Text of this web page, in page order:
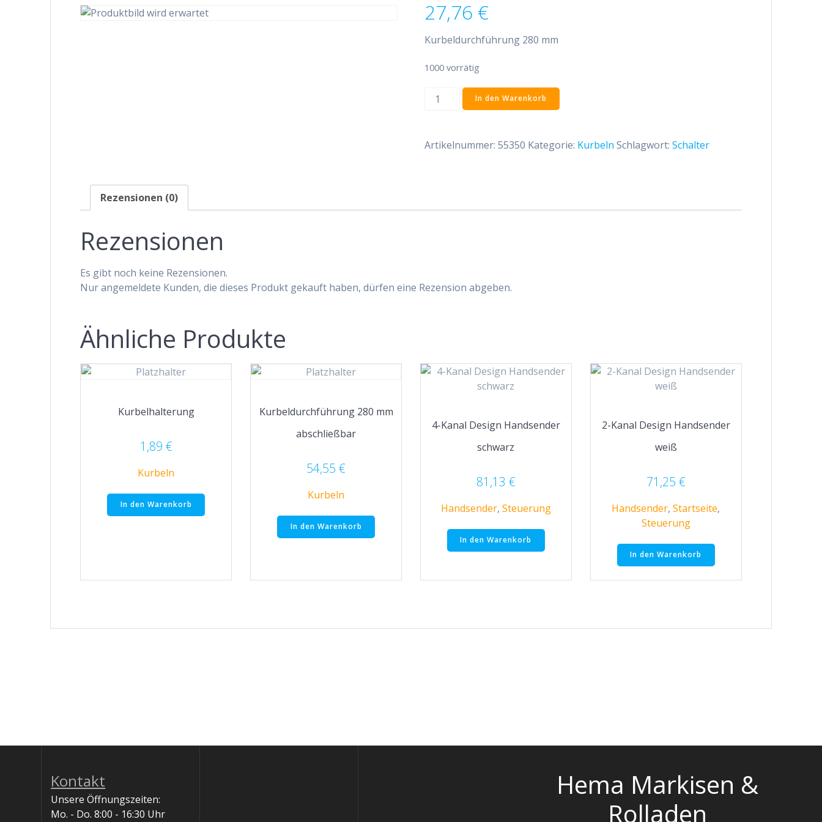
27,76 €
Kurbeldurchführung 280 mm
1000 vorrätig
KurbeldurchführungIn den Warenkorb
Artikelnummer: 55350 Kategorie: Kurbeln Schlagwort: Schalter
Rezensionen (0)
Rezensionen
Es gibt noch keine Rezensionen.
Nur angemeldete Kunden, die dieses Produkt gekauft haben, dürfen eine Rezension abgeben.
Ähnliche Produkte
Kurbelhalterung
1,89 €
Kurbeln
In den Warenkorb
Kurbeldurchführung 280 mm
abschließbar
54,55€
Kurbeln
In den Warenkorb
4-Kanal Design Handsender
schwarz
81,13 €
Handsender, Steuerung
In den Warenkorb
2-Kanal Design Handsender
weiß
71,25 €
Handsender,Startseite,
Steuerung
In den Warenkorb
Kontakt
Unsere Öffnungszeiten:
Mo. - Do. 8:00 - 16:30 Uhr
Hema Markisen &
Rolladen